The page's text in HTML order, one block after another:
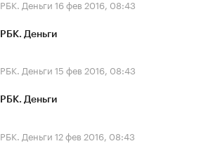
РБК. Деньги 16 фев 2016, 08:43
РБК. Деньги
РБК. Деньги 15 фев 2016, 08:43
РБК. Деньги
РБК. Деньги 12 фев 2016, 08:43